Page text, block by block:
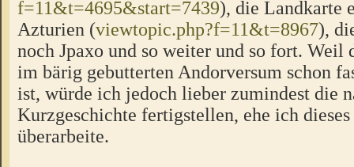
f=11&t=4695&start=7439), die Landkarte
Azturien (viewtopic.php?f=11&t=8967),
noch Jpaxo und so weiter und so fort. Weil
im bärig gebutterten Andorversum schon
ist, würde ich jedoch lieber zumindest die
Kurzgeschichte fertigstellen, ehe ich
überarbeite.